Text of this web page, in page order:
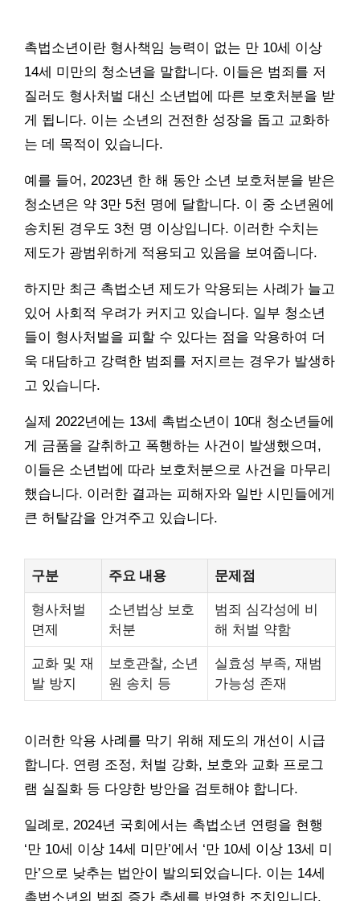
촉법소년이란 형사책임 능력이 없는 만 10세 이상
14세 미만의 청소년을 말합니다. 이들은 범죄를 저
질러도 형사처벌 대신 소년법에 따른 보호처분을 받
게 됩니다. 이는 소년의 건전한 성장을 돕고 교화하
는 데 목적이 있습니다.
예를 들어, 2023년 한 해 동안 소년 보호처분을 받은
청소년은 약 3만 5천 명에 달합니다. 이 중 소년원에
송치된 경우도 3천 명 이상입니다. 이러한 수치는
제도가 광범위하게 적용되고 있음을 보여줍니다.
하지만 최근 촉법소년 제도가 악용되는 사례가 늘고
있어 사회적 우려가 커지고 있습니다. 일부 청소년
들이 형사처벌을 피할 수 있다는 점을 악용하여 더
욱 대담하고 강력한 범죄를 저지르는 경우가 발생하
고 있습니다.
실제 2022년에는 13세 촉법소년이 10대 청소년들에
게 금품을 갈취하고 폭행하는 사건이 발생했으며,
이들은 소년법에 따라 보호처분으로 사건을 마무리
했습니다. 이러한 결과는 피해자와 일반 시민들에게
큰 허탈감을 안겨주고 있습니다.
구분 주요 내용 문제점
형사처벌
면제
소년법상 보호
처분
범죄 심각성에 비
해 처벌 약함
교화 및 재
발 방지
보호관찰, 소년
원 송치 등
실효성 부족, 재범
가능성 존재
이러한 악용 사례를 막기 위해 제도의 개선이 시급
합니다. 연령 조정, 처벌 강화, 보호와 교화 프로그
램 실질화 등 다양한 방안을 검토해야 합니다.
일례로, 2024년 국회에서는 촉법소년 연령을 현행
‘만 10세 이상 14세 미만’에서 ‘만 10세 이상 13세 미
만’으로 낮추는 법안이 발의되었습니다. 이는 14세
촉법소년의 범죄 증가 추세를 반영한 조치입니다.